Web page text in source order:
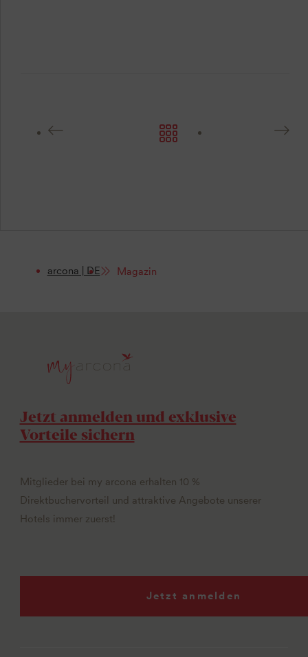
arcona | DE Magazin
Jetzt anmelden und exklusive
Vorteile sichern
Mitglieder bei my arcona erhalten 10 %
Direktbuchervorteil und attraktive Angebote unserer
Hotels immer zuerst!
Jetzt anmelden